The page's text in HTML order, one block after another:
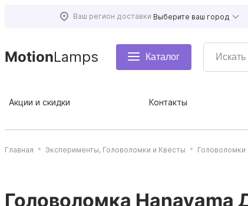
Ваш регион доставки Выберите ваш город
MotionLamps Каталог
Акции и скидки Контакты
Главная Эксперименты, Головоломки и Квесты Головоломки
Головоломка Hanayama